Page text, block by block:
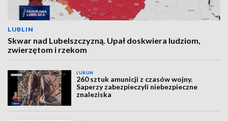
LUBLIN
Skwar nad Lubelszczyzną. Upał doskwiera ludziom,
zwierzętom i rzekom
LUBLIN
260 sztuk amunicji z czasów wojny.
Saperzy zabezpieczyli niebezpieczne
znaleziska